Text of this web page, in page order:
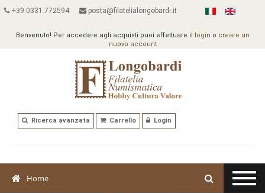
+39 0331.772594 posta@filatelialongobardi.it
Benvenuto! Per accedere agli acquisti puoi effettuare il login o creare un
nuovo account
Ricerca avanzata Carrello Login
Home